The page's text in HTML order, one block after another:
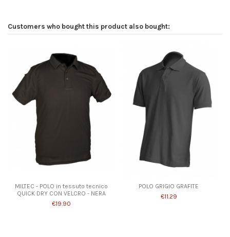
Customers who bought this product also bought:
MILTEC - POLO in tessuto tecnico
QUICK DRY CON VELCRO - NERA
€19.90
POLO GRIGIO GRAFITE
€11.29